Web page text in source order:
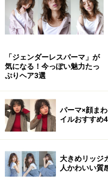
おすすめ2：ウェー
おすすめ2：ウェービーボブ
ス］）
に。無造作な動きを出して
周りを華やかな雰囲気に
や、髪のボリュームが少な
「ジェンダーレスパーマ」が
気になる！今っぽい魅力たっ
ぷりヘア3選
パーマ×顔ま
イルおすすめ
大きめリッジ
人かわいい質